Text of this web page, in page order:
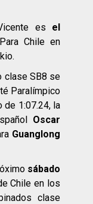
es el
Chile en
clase SB8 se
Paralímpico
de 1:07.24, la
Oscar
Guanglong
sábado
Chile en los
clase